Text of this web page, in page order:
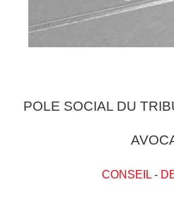
POLE SOCIAL DU
CONSEIL-